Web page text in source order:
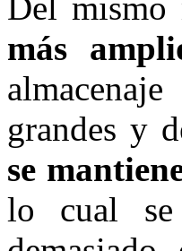
Del mismo
más
grandes y
se
lo cual se